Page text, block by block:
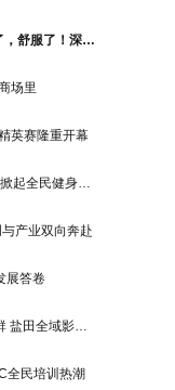
日本患者激动地说：“我脸和身上不痒了，舒服了！深圳瑞敏皮肤名医中心光疗“照”掉顽疾
场里
英赛隆重开幕
第18个全民健身日：宝安系列文体活动掀起​全民健身热潮
与产业双向奔赴
展答卷
打造全国首个“雨林式”全域影视产业集群 盐田全域影视基地正式启用
全民培训热潮